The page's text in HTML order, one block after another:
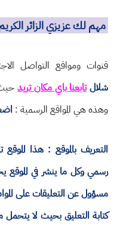
مهم لك عزيزي الزائر
قنوات ومواقع التواصل
شلالتابعنا باي مكان تريدحيث
وهذه هي المواقع الرسمية :
التعريف بالموقع : هذا
رسمي وكل ما ينشر في الموقع
مسؤول عن التعليقات على
كتابة التعليق بحيث لا